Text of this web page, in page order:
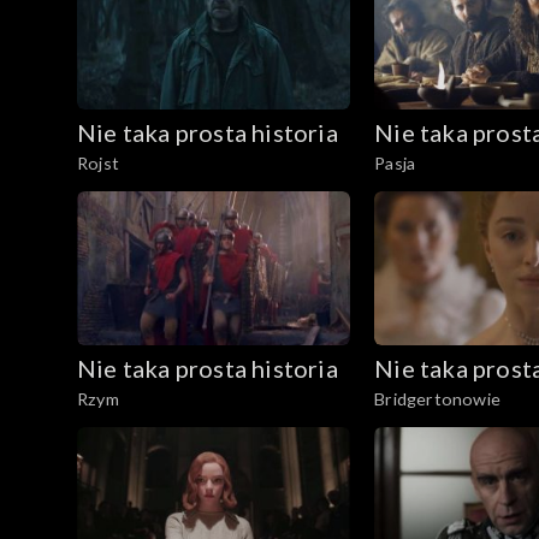
Nie taka prosta historia
Rojst
Nie taka
Pasja
Nie taka prosta historia
Rzym
Nie taka
Bridgertonowie